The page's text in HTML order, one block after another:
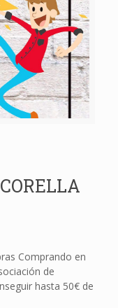
Comprando en
de
hasta 50€ de